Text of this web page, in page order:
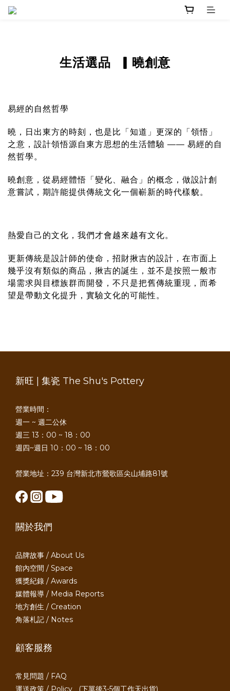
生活選品 曉創意
易經的自然哲學
曉，日出東方的時刻，也是比「知道」更深的「領悟」
之意，設計領悟源自東方思想的生活體驗 —— 易經的自
然哲學。
曉創意，從易經體悟「變化、融合」的概念，做設計創
意嘗試，期許能提供傳統文化一個嶄新的時代樣貌。
熱愛自己的文化，我們才會越來越有文化。
更新傳統是設計師的使命，招財揪吉的設計，在市面上
幾乎沒有類似的商品，揪吉的誕生，並不是按照一般市
場需求與目標族群而開發， 不只是把舊傳統重現，而希
望是帶動文化提升，實驗文化的可能性。
新旺 | 集瓷 The Shu's Pottery
營業時間：
週一 ~ 週二公休
週三 13：00 ~ 18：00
週四~週日 10：00 ~ 18：00
營業地址：239 台灣新北市鶯歌區尖山埔路81號
關於我們
品牌故事 / About Us
館內空間 / Space
獲獎紀錄 / Awards
媒體報導 / Media Reports
地方創生 / Creation
角落札記 / Notes
顧客服務
常見問題 / FAQ
運送政策 / Policy (下單後3-5個工作天出貨)